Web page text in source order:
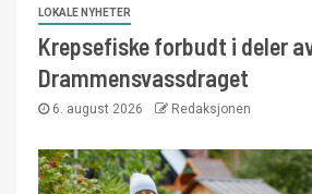
LOKALE NYHETER
Krepsefiske forbudt i deler
Drammensvassdraget
6. august 2026 Redaksjonen